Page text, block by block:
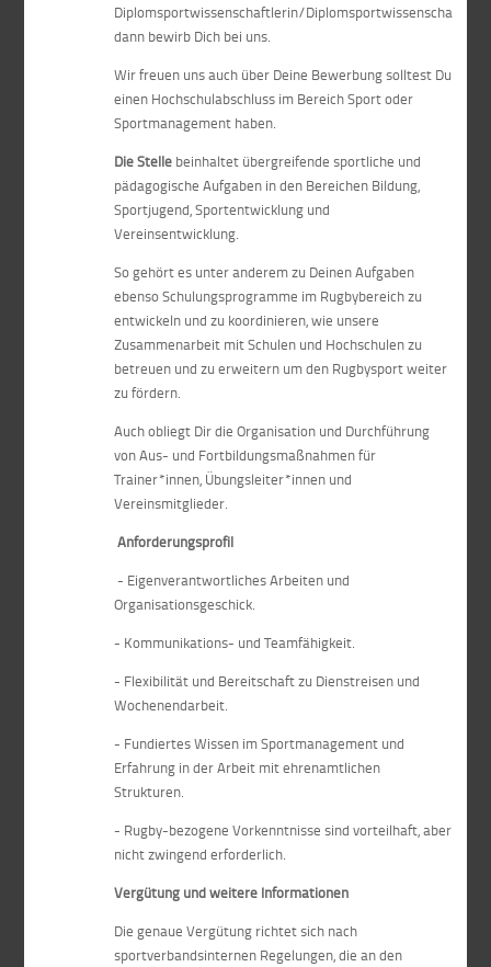
Diplomsportwissenschaftlerin/Diplomsportwissenschaftler,
dann bewirb Dich bei uns.
Wir freuen uns auch über Deine Bewerbung solltest Du
einen Hochschulabschluss im Bereich Sport oder
Sportmanagement haben.
Die Stelle beinhaltet übergreifende sportliche und
pädagogische Aufgaben in den Bereichen Bildung,
Sportjugend, Sportentwicklung und
Vereinsentwicklung.
So gehört es unter anderem zu Deinen Aufgaben
ebenso Schulungsprogramme im Rugbybereich zu
entwickeln und zu koordinieren, wie unsere
Zusammenarbeit mit Schulen und Hochschulen zu
betreuen und zu erweitern um den Rugbysport weiter
zu fördern.
Auch obliegt Dir die Organisation und Durchführung
von Aus- und Fortbildungsmaßnahmen für
Trainer*innen, Übungsleiter*innen und
Vereinsmitglieder.
Anforderungsprofil
- Eigenverantwortliches Arbeiten und
Organisationsgeschick.
- Kommunikations- und Teamfähigkeit.
- Flexibilität und Bereitschaft zu Dienstreisen und
Wochenendarbeit.
- Fundiertes Wissen im Sportmanagement und
Erfahrung in der Arbeit mit ehrenamtlichen
Strukturen.
- Rugby-bezogene Vorkenntnisse sind vorteilhaft, aber
nicht zwingend erforderlich.
Vergütung und weitere Informationen
Die genaue Vergütung richtet sich nach
sportverbandsinternen Regelungen, die an den